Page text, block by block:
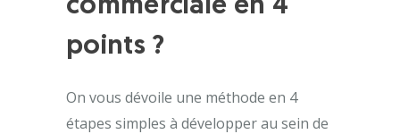
commerciale en 4
points ?
On vous dévoile une méthode en 4
étapes simples à développer au sein de